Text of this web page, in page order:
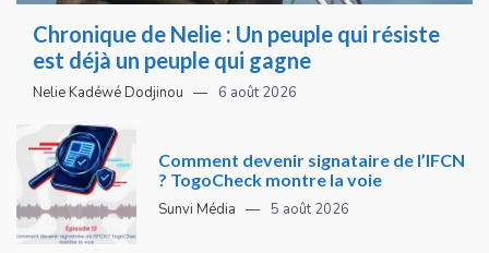
Chronique de Nelie : Un peuple qui résiste
est déjà un peuple qui gagne
Nelie Kadéwé Dodjinou 6 août 2026
Comment devenir signataire de l’IFCN
? TogoCheck montre la voie
Sunvi Média 5 août 2026